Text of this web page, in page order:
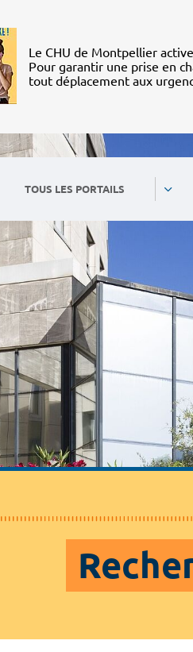
Le CHU de Montpellier
Pour garantir une prise en
tout déplacement aux
TOUS LES PORTAILS